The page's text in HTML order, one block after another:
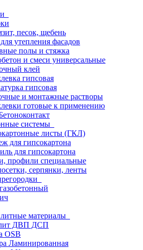
песок, щебень
утепления фасадов
полы и стяжка
и смеси универсальные
клей
гипсовая
гипсовая
и монтажные растворы
готовые к применению
системы
листы (ГКЛ)
для гипсокартона
для гипсокартона
профили специальные
серпянки, ленты
материалы
ДВП ДСП
OSB
Ламинированная